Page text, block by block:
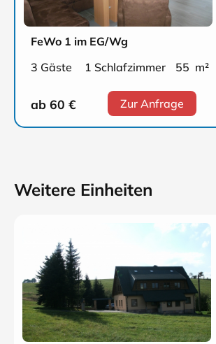
FeWo 1 im EG/Wg
3 Gäste
1 Schlafzimmer 55 m²
ab 60 € Zur Anfrage
Weitere Einheiten